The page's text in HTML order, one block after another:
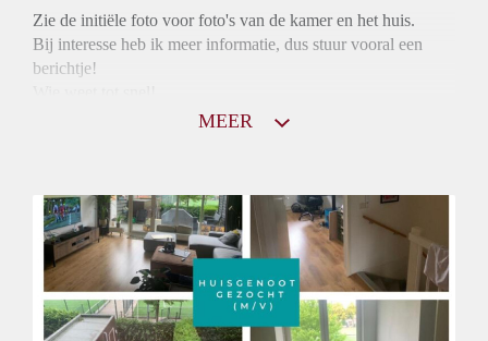
Zie de initiële foto voor foto's van de kamer en het huis.
Bij interesse heb ik meer informatie, dus stuur vooral een
berichtje!
MEER